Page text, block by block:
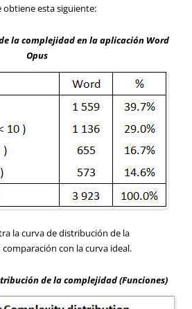
obtiene esta siguiente:
la complejidad en la aplicación Word
Opus
la curva de distribución de la
con la curva ideal.
de la complejidad (Funciones)